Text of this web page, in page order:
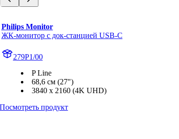
Philips Monitor
ЖК-монитор с док-станцией USB-C
279P1/00
P Line
68,6 см (27")
3840 x 2160 (4K UHD)
Посмотреть продукт